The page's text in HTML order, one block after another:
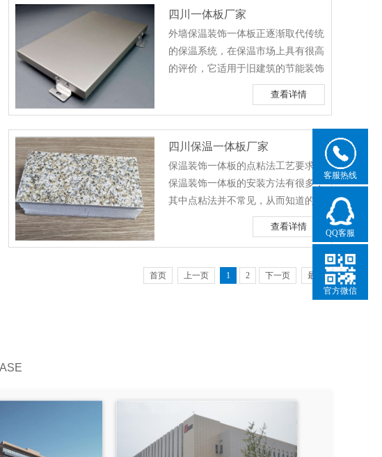
一体板质量轻、强度高、耐冲击性能
荷，并且很大程度地降低了地震对建
筑物的影响。 外墙保温装饰一体
板在达到预期保温隔热、防火和装饰
四川一体板厂家
外墙保温装饰一体板正逐渐取代传统
的保温系统，在保温市场上具有很高
的评价，它适用于旧建筑的节能装饰
改造，且不受地域性差异的影响。外
墙保温装饰一体板的特点有哪些?以
价格低 传统上，装饰材料与保温
的厂家购买，由不同的工作单位施
工。而外墙保温装饰一体板同时具有
保温和装饰的双重功效，用户只需一
查看详情
四川保温一体板厂家
保温装饰一体板的点粘法工艺要求。
保温装饰一体板的安装方法有很多，
其中点粘法并不常见，从而知道的人
并不多。但不管是哪一种粘贴方法都
要按照正确的方式进行粘贴，使其粘
此下面小编就来给大家详细介绍一下
查看详情
首页 上一页 1 2 下一页 最后
客服热线
QQ客服
官方微信